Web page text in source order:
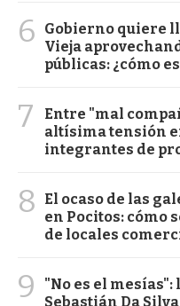
6
Gobierno quiere
Vieja
públicas: ¿cómo
7
Entre "mal
altísima tensión
integrantes de
8
El ocaso de las
en Pocitos: cómo
de locales
9
"No es el
Sebastián Da